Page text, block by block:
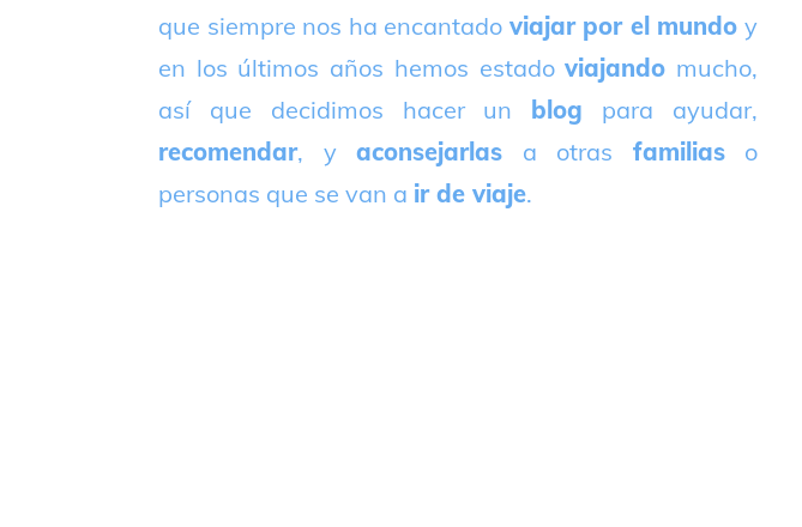
que siempre nos ha encantado viajar por el mundo y
en los últimos años hemos estadoviajando mucho,
así que decidimos hacer un blog para ayudar,
recomendar, y aconsejarlas a otras familiaso
personas que se van a ir de viaje.